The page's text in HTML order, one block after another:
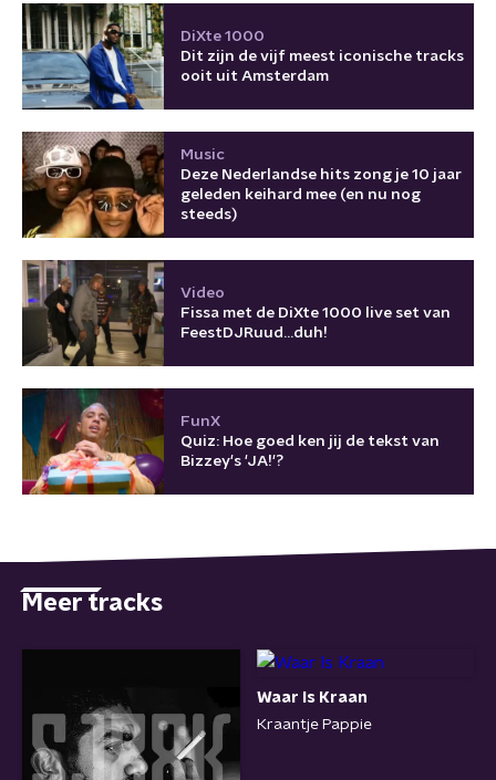
DiXte 1000
Dit zijn de vijf meest iconische tracks
ooit uit Amsterdam
Music
Deze Nederlandse hits zong je 10 jaar
geleden keihard mee (en nu nog
steeds)
Video
Fissa met de DiXte 1000 live set van
FeestDJRuud...duh!
FunX
Quiz: Hoe goed ken jij de tekst van
Bizzey's 'JA!'?
Meer tracks
Waar Is Kraan
Kraantje Pappie